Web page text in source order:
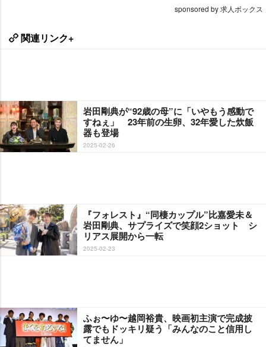
sponsored by 求人ボックス
関連リンク+
田剛典が“92歳の母”に「いやもう感動で
すねぇ」 23年前の生卵、32年愛した炊飯
器も登場
2025-02-26
『フォレスト』“同棲カップル”比嘉愛未＆
田剛典、サプライズで笑顔2ショット シ
リアス展開から一転
2025-02-23
ふぉ〜ゆ〜越岡裕貴、映画初主演で完成披
露でもドッキリ疑う「みんなのこと信用し
てません」